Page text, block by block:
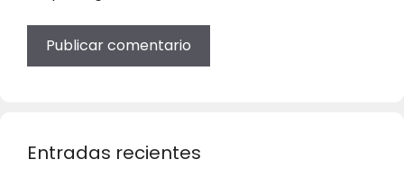
Entradas recientes